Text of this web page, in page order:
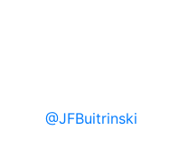
@JFBuitrinski